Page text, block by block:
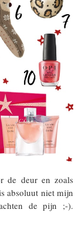
de deur en zoals
absoluut niet mijn
de pijn ;-).